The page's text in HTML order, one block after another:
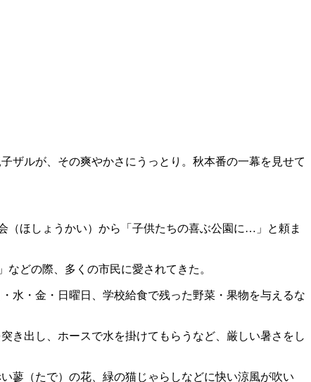
ザルが、その爽やかさにうっとり。秋本番の一幕を見せて
（ほしょうかい）から「子供たちの喜ぶ公園に…」と頼ま
どの際、多くの市民に愛されてきた。
水・金・日曜日、学校給食で残った野菜・果物を与えるな
き出し、ホースで水を掛けてもらうなど、厳しい暑さをし
蓼（たで）の花、緑の猫じゃらしなどに快い涼風が吹い